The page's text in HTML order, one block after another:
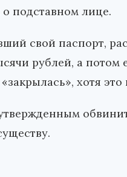
подставном лице.
свой паспорт,
рублей, а
хотя